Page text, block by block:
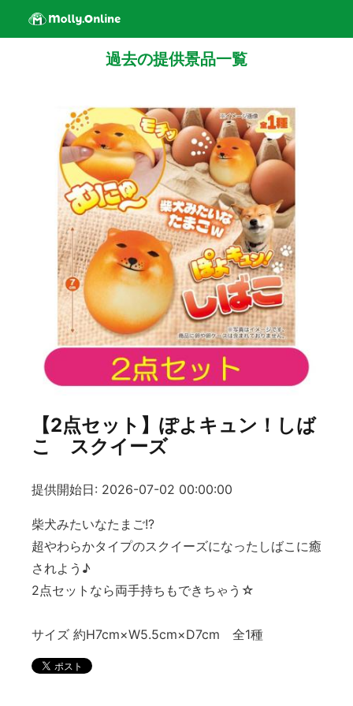
過去の提供景品一覧
【2点セット】ぽよキュン！しば
こ スクイーズ
提供開始日: 2026-07-02 00:00:00
柴犬みたいなたまご!?
超やわらかタイプのスクイーズになったしばこに癒
されよう♪
2点セットなら両手持ちもできちゃう☆
サイズ 約H7cm×W5.5cm×D7cm 全1種